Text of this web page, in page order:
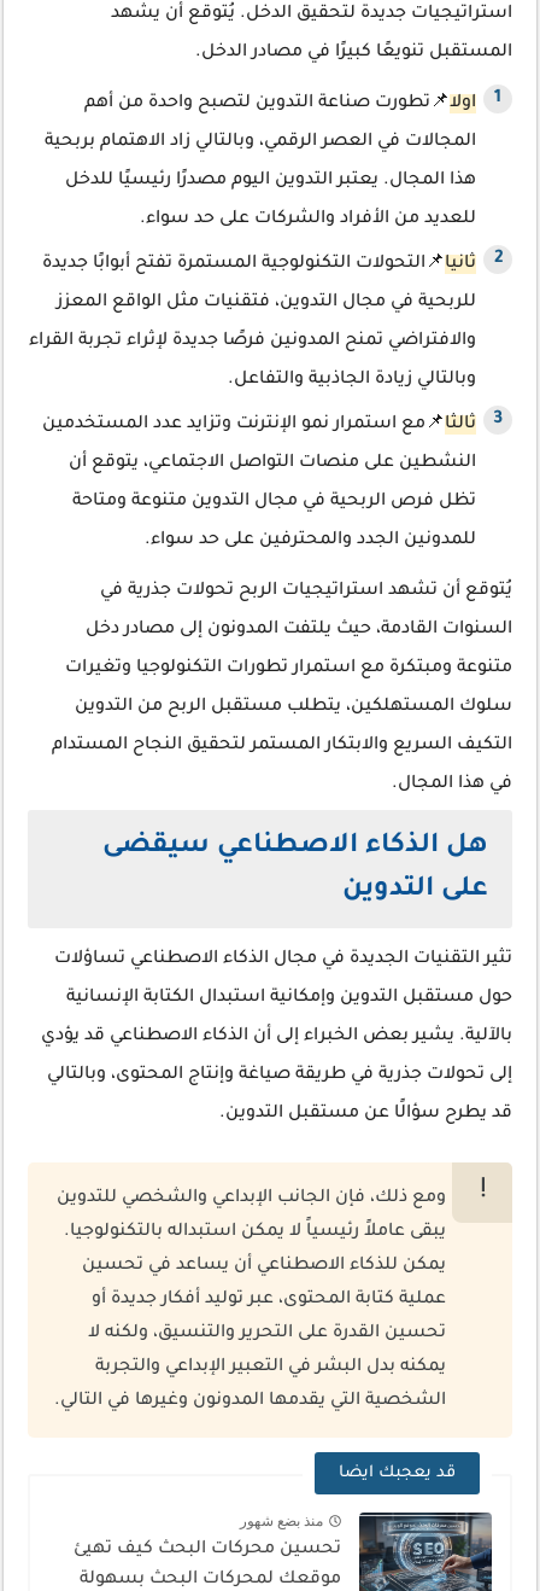
استراتيجيات جديدة لتحقيق الدخل. يُتوقع أن يشهد
المستقبل تنويعًا كبيرًا في مصادر الدخل.
اولا📌تطورت صناعة التدوين لتصبح واحدة من أهم
المجالات في العصر الرقمي، وبالتالي زاد الاهتمام بربحية
هذا المجال. يعتبر التدوين اليوم مصدرًا رئيسيًا للدخل
للعديد من الأفراد والشركات على حد سواء.
ثانيا📌التحولات التكنولوجية المستمرة تفتح أبوابًا جديدة
للربحية في مجال التدوين، فتقنيات مثل الواقع المعزز
والافتراضي تمنح المدونين فرصًا جديدة لإثراء تجربة القراء
وبالتالي زيادة الجاذبية والتفاعل.
ثالثا📌مع استمرار نمو الإنترنت وتزايد عدد المستخدمين
النشطين على منصات التواصل الاجتماعي، يتوقع أن
تظل فرص الربحية في مجال التدوين متنوعة ومتاحة
للمدونين الجدد والمحترفين على حد سواء.
يُتوقع أن تشهد استراتيجيات الربح تحولات جذرية في
السنوات القادمة، حيث يلتفت المدونون إلى مصادر دخل
متنوعة ومبتكرة مع استمرار تطورات التكنولوجيا وتغيرات
سلوك المستهلكين، يتطلب مستقبل الربح من التدوين
التكيف السريع والابتكار المستمر لتحقيق النجاح المستدام
في هذا المجال.
هل الذكاء الاصطناعي سيقضى
على التدوين
تثير التقنيات الجديدة في مجال الذكاء الاصطناعي تساؤلات
حول مستقبل التدوين وإمكانية استبدال الكتابة الإنسانية
بالآلية. يشير بعض الخبراء إلى أن الذكاء الاصطناعي قد يؤدي
إلى تحولات جذرية في طريقة صياغة وإنتاج المحتوى، وبالتالي
قد يطرح سؤالًا عن مستقبل التدوين.
ومع ذلك، فإن الجانب الإبداعي والشخصي للتدوين
يبقى عاملاً رئيسياً لا يمكن استبداله بالتكنولوجيا.
يمكن للذكاء الاصطناعي أن يساعد في تحسين
عملية كتابة المحتوى، عبر توليد أفكار جديدة أو
تحسين القدرة على التحرير والتنسيق، ولكنه لا
يمكنه بدل البشر في التعبير الإبداعي والتجربة
الشخصية التي يقدمها المدونون وغيرها في التالي.
قد يعجبك ايضا
منذ بضع شهور
تحسين محركات البحث كيف تهيئ
موقعك لمحركات البحث بسهولة